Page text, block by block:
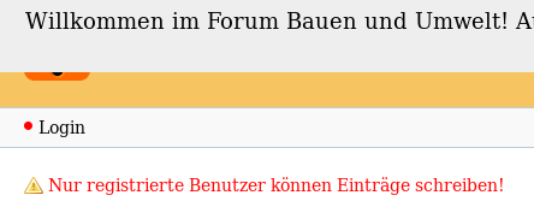
Forum Bauen und
Login
Nur registrierte Benutzer können Einträge schreiben!
Willkommen im Forum Bauen und Umwelt!